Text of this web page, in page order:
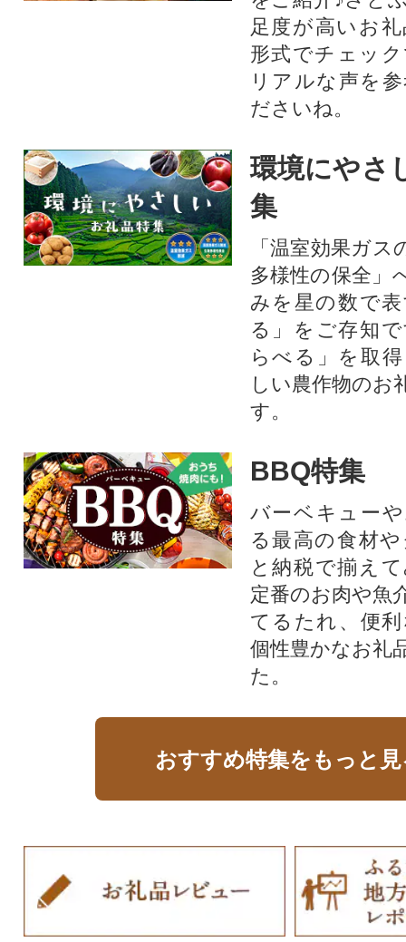
足度が高いお
形式でチェッ
リアルな声を
ださいね。
環境にやさ
集
「温室効果ガ
多様性の保全」
みを星の数で
る」をご存知
らべる」を取
しい農作物のお
す。​
BBQ特集
バーベキュー
る最高の食材
と納税で揃え
定番のお肉や魚
てるたれ、便
個性豊かなお礼
た。
おすすめ特集をもっと